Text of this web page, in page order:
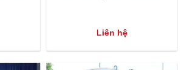
Liên hệ